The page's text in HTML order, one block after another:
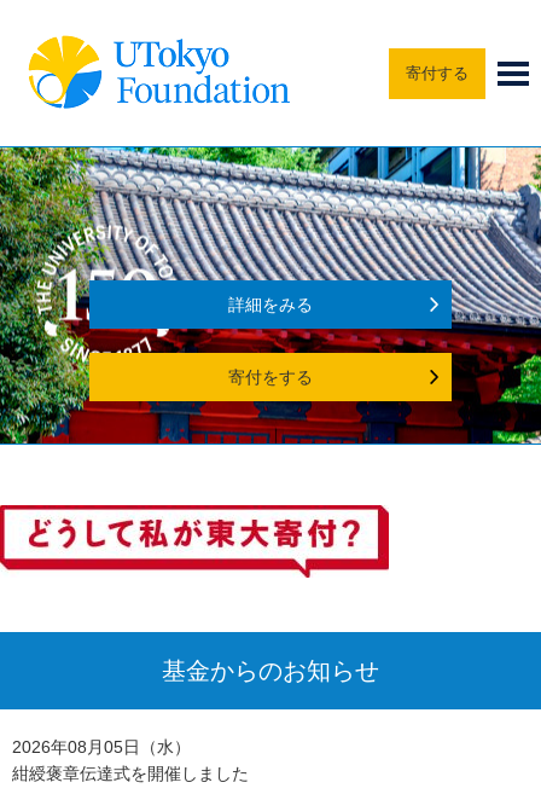
寄付する
詳細をみる
寄付をする
基金からのお知らせ
2026年08月05日（水）
紺綬褒章伝達式を開催しました